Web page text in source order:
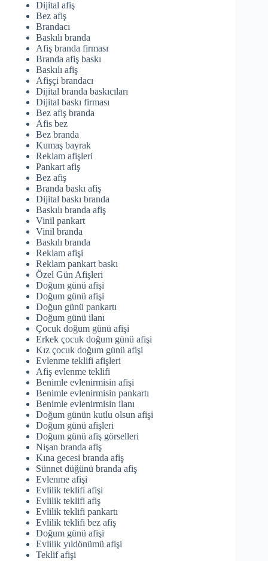
Dijital afiş
Bez afiş
Brandacı
Baskılı branda
Afiş branda firması
Branda afiş baskı
Baskılı afiş
Afişçi brandacı
Dijital branda baskıcıları
Dijital baskı firması
Bez afiş branda
Afis bez
Bez branda
Kumaş bayrak
Reklam afişleri
Pankart afiş
Bez afiş
Branda baskı afiş
Dijital baskı branda
Baskılı branda afiş
Vinil pankart
Vinil branda
Baskılı branda
Reklam afişi
Reklam pankart baskı
Özel Gün Afişleri
Doğum günü afişi
Doğum günü afişi
Doğun günü pankartı
Doğum günü ilanı
Çocuk doğum günü afişi
Erkek çocuk doğum günü afişi
Kız çocuk doğum günü afişi
Evlenme teklifi afişleri
Afiş evlenme teklifi
Benimle evlenirmisin afişi
Benimle evlenirmisin pankartı
Benimle evlenirmisin ilanı
Doğum günün kutlu olsun afişi
Doğum günü afişleri
Doğum günü afiş görselleri
Nişan branda afiş
Kına gecesi branda afiş
Sünnet düğünü branda afiş
Evlenme afişi
Evlilik teklifi afişi
Evlilik teklifi afiş
Evlilik teklifi pankartı
Evlilik teklifi bez afiş
Doğum günü afişi
Evlilik yıldönümü afişi
Teklif afişi